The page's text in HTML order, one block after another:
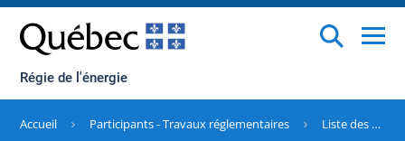
Régie de l'énergie
Accueil Participants - Travaux réglementaires Liste des dossiers